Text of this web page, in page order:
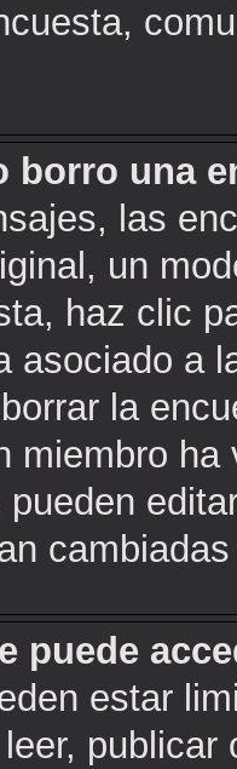
borro una
las
un
haz clic
asociado a
la
miembro
puede
estar